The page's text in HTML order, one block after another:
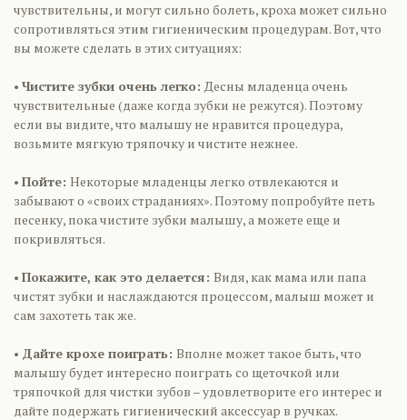
чувствительны, и могут сильно болеть, кроха может сильно
сопротивляться этим гигиеническим процедурам. Вот, что
вы можете сделать в этих ситуациях:
• Чистите зубки очень легко: Десны младенца очень
чувствительные (даже когда зубки не режутся). Поэтому
если вы видите, что малышу не нравится процедура,
возьмите мягкую тряпочку и чистите нежнее.
• Пойте: Некоторые младенцы легко отвлекаются и
забывают о «своих страданиях». Поэтому попробуйте петь
песенку, пока чистите зубки малышу, а можете еще и
покривляться.
• Покажите, как это делается: Видя, как мама или папа
чистят зубки и наслаждаются процессом, малыш может и
сам захотеть так же.
• Дайте крохе поиграть: Вполне может такое быть, что
малышу будет интересно поиграть со щеточкой или
тряпочкой для чистки зубов – удовлетворите его интерес и
дайте подержать гигиенический аксессуар в ручках.